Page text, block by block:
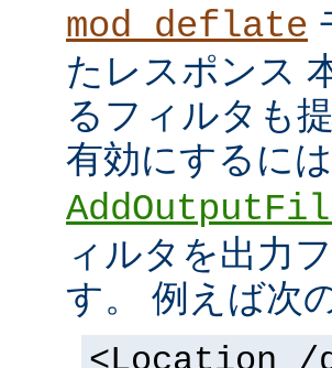
mod_deflate
たレスポンス
るフィルタも
有効にするには
ィルタを出力
す。 例えば次